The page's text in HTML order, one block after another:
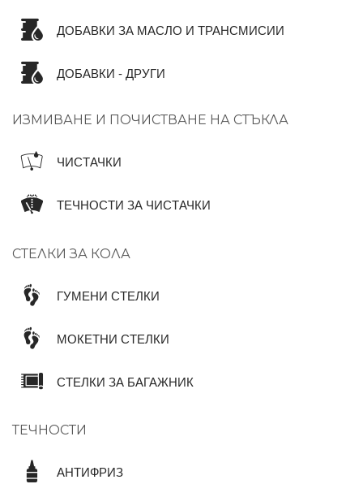
ДОБАВКИ ЗА МАСЛО И ТРАНСМИСИИ
ДОБАВКИ - ДРУГИ
ИЗМИВАНЕ И ПОЧИСТВАНЕ НА СТЪКЛА
ЧИСТАЧКИ
ТЕЧНОСТИ ЗА ЧИСТАЧКИ
СТЕЛКИ ЗА КОЛА
ГУМЕНИ СТЕЛКИ
МОКЕТНИ СТЕЛКИ
СТЕЛКИ ЗА БАГАЖНИК
ТЕЧНОСТИ
АНТИФРИЗ